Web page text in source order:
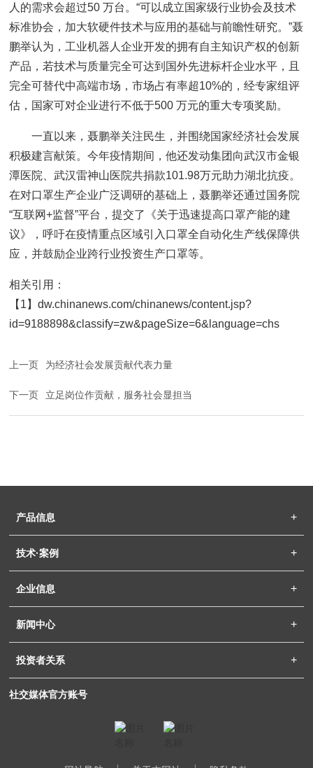
人的需求会超过50 万台。“可以成立国家级行业协会及技术
标准协会，加大软硬件技术与应用的基础与前瞻性研究。”聂
鹏举认为，工业机器人企业开发的拥有自主知识产权的创新
产品，若技术与质量完全可达到国外先进标杆企业水平，且
完全可替代中高端市场，市场占有率超10%的，经专家组评
估，国家可对企业进行不低于500 万元的重大专项奖励。
一直以来，聂鹏举关注民生，并围绕国家经济社会发展
积极建言献策。今年疫情期间，他还发动集团向武汉市金银
潭医院、武汉雷神山医院共捐款101.98万元助力湖北抗疫。
在对口罩生产企业广泛调研的基础上，聂鹏举还通过国务院
“互联网+监督”平台，提交了《关于迅速提高口罩产能的建
议》，呼吁在疫情重点区域引入口罩全自动化生产线保障供
应，并鼓励企业跨行业投资生产口罩等。
相关引用：
【1】dw.chinanews.com/chinanews/content.jsp?
id=9188898&classify=zw&pageSize=6&language=chs
上一页 为经济社会发展贡献代表力量
下一页 立足岗位作贡献，服务社会显担当
产品信息
技术·案例
企业信息
新闻中心
投资者关系
社交媒体官方账号